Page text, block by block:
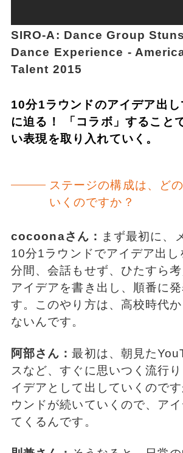
SIRO-A: Dance Group
Dance Experience -
Talent 2015
10分1ラウンドのアイデア出
に迫る！ 「コラボ」すること
い表現を取り入れていく。
ステージの構成は、ど
いくのですか？
cocoonaさん： まず最初に、
10分1ラウンドでアイデア出し
分間、会話もせず、ひたすら
アイデアを書き出し、順番に
す。このやり方は、高校時代
ないんです。
阿部さん：最初は、朝見た
スなど、すぐに思いつく流行
イデアとして出していくので
ウンドが続いていくので、ア
てくるんです。